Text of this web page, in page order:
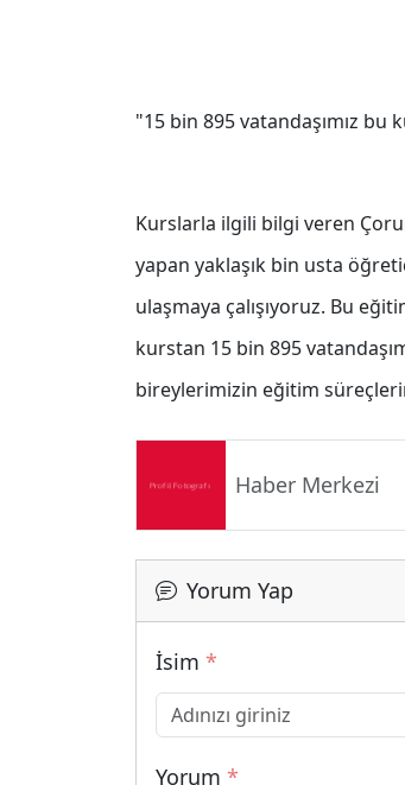
"15 bin 895 vatandaşımız bu
Kurslarla ilgili bilgi veren
yapan yaklaşık bin usta
ulaşmaya çalışıyoruz. Bu
kurstan 15 bin 895
bireylerimizin eğitim
Haber Merkezi
Yorum Yap
İsim *
Yorum *